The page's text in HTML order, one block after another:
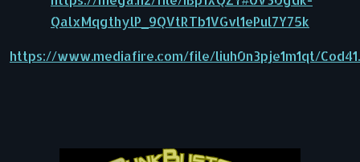
QalxMqgthylP_9QVtRTb1VGvl1ePul7Y75k
https://www.mediafire.com/file/liuh0n3pje1m1qt/